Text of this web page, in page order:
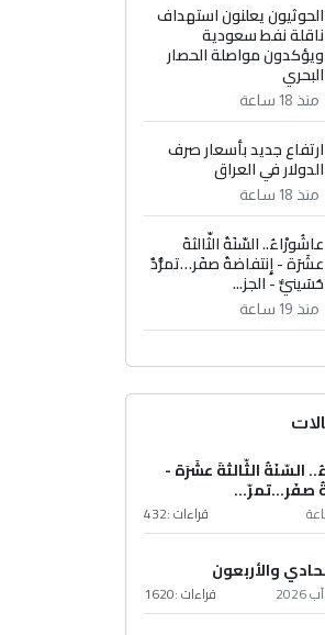
الحوثيون يعلنون استهداف
ناقلة نفط سعودية
ويؤكدون مواصلة الحصار
البحري
منذ 18 ساعة
ارتفاع جديد بأسعار صرف
الدولار في العراق
منذ 18 ساعة
عاشُورْاءُ.. السّنَةُ الثّالثةَ
عشَرَة - إِنتفاضةُ صفَر…تمرُّدٌ
حُسَينيٌّ - الجز...
منذ 19 ساعة
السّنَةُ الثّالثةَ عشَرَة -
صفَر…تمرّ...
قراءات :432
والأربعون
قراءات :1620